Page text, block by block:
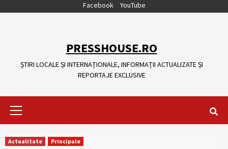
Facebook YouTube
PRESSHOUSE.RO
ȘTIRI LOCALE ȘI INTERNAȚIONALE, INFORMAȚII ACTUALIZATE ȘI
REPORTAJE EXCLUSIVE
Actualitate Principale